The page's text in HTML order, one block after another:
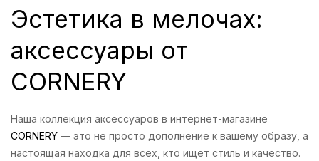
Эстетика в мелочах:
аксессуары от
CORNERY
Наша коллекция аксессуаров в интернет-магазине
CORNERY — это не просто дополнение к вашему образу, а
настоящая находка для всех, кто ищет стиль и качество.